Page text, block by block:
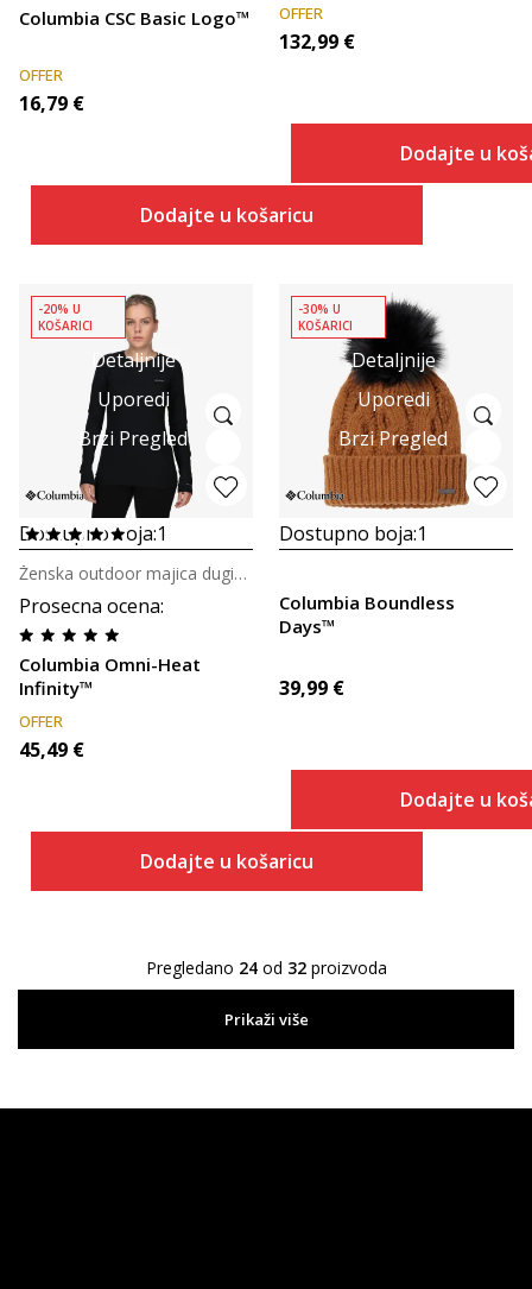
Columbia CSC Basic Logo™
OFFER
16,79 €
Dodajte u košaricu
OFFER
132,99 €
Dodajte u
Detaljnije
Uporedi
Brzi Pregled
-20% U
KOŠARICI
Dostupno boja:1
Prosecna ocena:
Columbia Omni-Heat
Infinity™
Ženska outdoor majica dugih rukava
OFFER
45,49 €
Dodajte u košaricu
Detaljnije
Uporedi
Brzi Pregled
-30% U
KOŠARICI
Dostupno boja:1
Columbia Boundless
Days™
39,99 €
Dodajte u
Pregledano 24od 32proizvoda
Prikaži više